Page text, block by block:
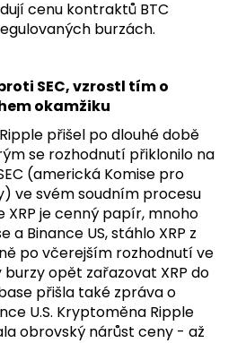
cenu kontraktů BTC
burzách.
SEC, vzrostl tím o
okamžiku
přišel po dlouhé době
se rozhodnutí přiklonilo na
(americká Komise pro
ve svém soudním procesu
XRP je cenný papír, mnoho
a Binance US, stáhlo XRP z
po včerejším rozhodnutí ve
opět zařazovat XRP do
přišla také zpráva o
U.S. Kryptoměna Ripple
obrovský nárůst ceny - až